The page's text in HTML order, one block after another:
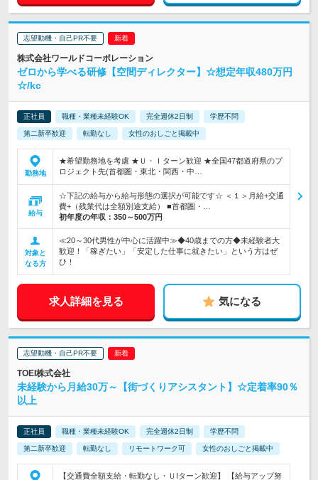
志望動機・自己PR不要
株式会社ワールドコーポレーション
ゼロから学べる研修【空間ディレクター】☆想定年収480万円
☆/kc
正社員 職種・業種未経験OK 完全週休2日制 学歴不問
第二新卒歓迎 転勤なし 女性のおしごと掲載中
勤務地
★希望勤務地を考慮 ★Ｕ・Ｉターン歓迎 ★全国47都道府県のプ
ロジェクト先(首都圏・東北・関西・中…
給与
☆下記の給与から給与形態の選択が可能です☆ ＜１＞月給+交通
費+（残業代は全額別途支給） ■首都圏・…
初年度の年収： 350～500万円
対象と
なる方
≪20～30代男性が中心に活躍中≫◆40歳までの方◆未経験者大
歓迎！「稼ぎたい」「安定した仕事に就きたい」という方はぜ
ひ！
求人詳細を見る 気になる
志望動機・自己PR不要
TOEI株式会社
未経験から月給30万～【街づくりアシスタント】☆定着率90％
以上
正社員 職種・業種未経験OK 完全週休2日制 学歴不問
第二新卒歓迎 転勤なし リモートワーク可 女性のおしごと掲載中
【交通費全額支給・転勤なし・ＵIターン歓迎】 【給与アップ努